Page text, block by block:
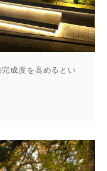
成度を高めるとい